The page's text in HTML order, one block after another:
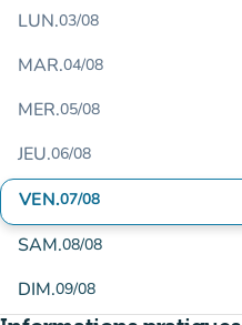
LUN.03/08
MAR.04/08
MER.05/08
JEU.06/08
VEN.07/08
SAM.08/08
DIM.09/08